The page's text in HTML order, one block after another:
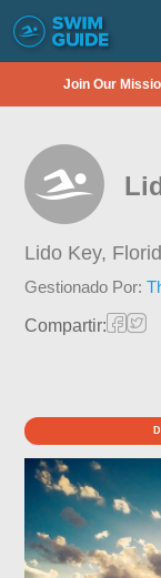
Join Our
Lido Key,
Gestionado Por:
Compartir: